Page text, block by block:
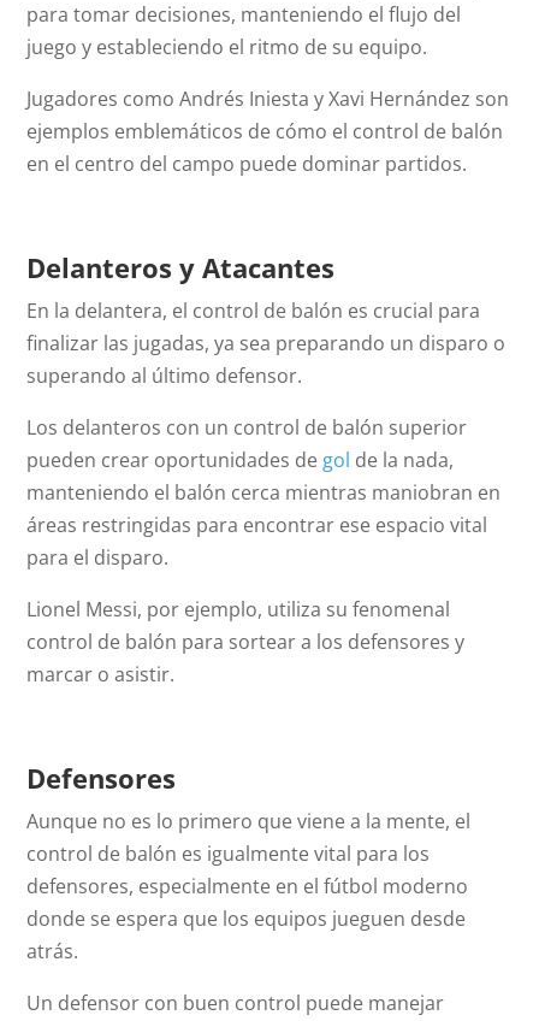
para tomar decisiones, manteniendo el flujo del
juego y estableciendo el ritmo de su equipo.
Jugadores como Andrés Iniesta y Xavi Hernández son
ejemplos emblemáticos de cómo el control de balón
en el centro del campo puede dominar partidos.
Delanteros y Atacantes
En la delantera, el control de balón es crucial para
finalizar las jugadas, ya sea preparando un disparo o
superando al último defensor.
Los delanteros con un control de balón superior
pueden crear oportunidades de gol de la nada,
manteniendo el balón cerca mientras maniobran en
áreas restringidas para encontrar ese espacio vital
para el disparo.
Lionel Messi, por ejemplo, utiliza su fenomenal
control de balón para sortear a los defensores y
marcar o asistir.
Defensores
Aunque no es lo primero que viene a la mente, el
control de balón es igualmente vital para los
defensores, especialmente en el fútbol moderno
donde se espera que los equipos jueguen desde
atrás.
Un defensor con buen control puede manejar